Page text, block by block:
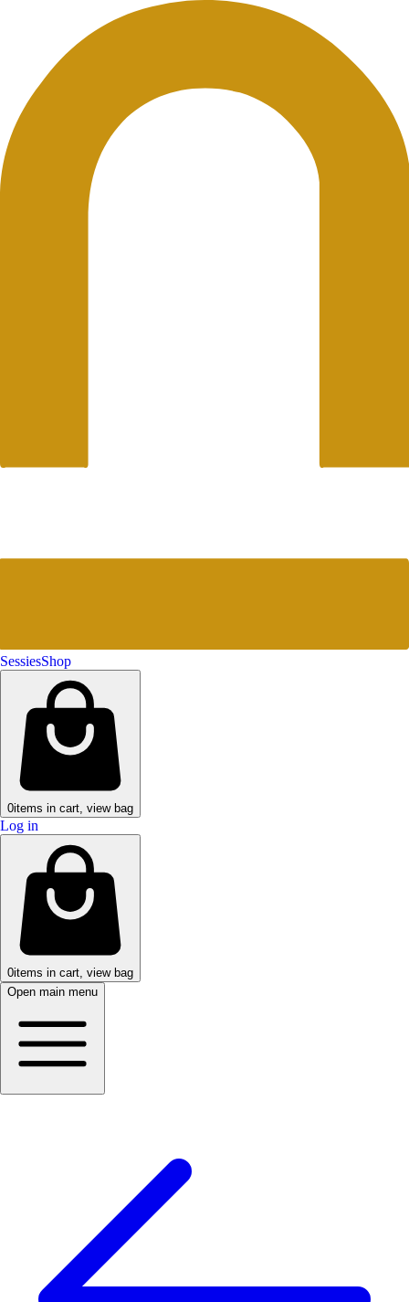
SessiesShop
0items in cart, view bag
Log in
0items in cart, view bag
Open main menu